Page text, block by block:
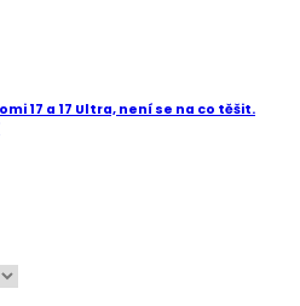
17 a 17 Ultra, není se na co těšit.